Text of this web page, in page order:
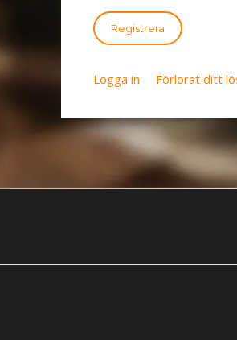
Registrera
Logga in Förlorat ditt